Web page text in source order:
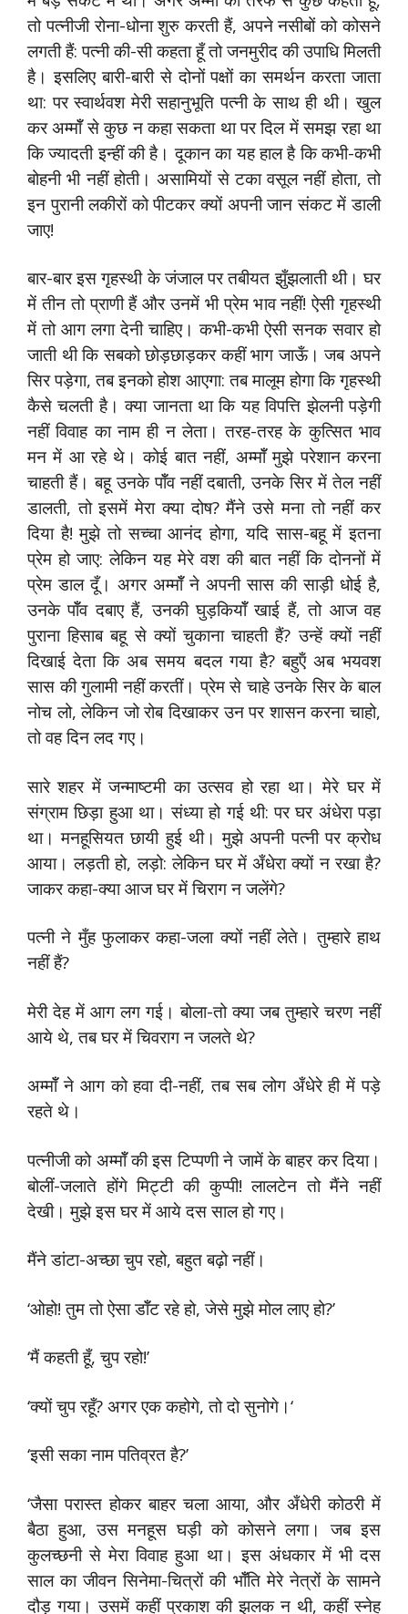
तो पत्नीजी रोना-धोना शुरु करती हैं, अपने नसीबों को कोसने
लगती हैं: पत्नी की-सी कहता हूँ तो जनमुरीद की उपाधि मिलती
है। इसलिए बारी-बारी से दोनों पक्षों का समर्थन करता जाता
था: पर स्वार्थवश मेरी सहानुभूति पत्नी के साथ ही थी। खुल
कर अम्मॉँ से कुछ न कहा सकता था पर दिल में समझ रहा था
कि ज्यादती इन्हीं की है। दूकान का यह हाल है कि कभी-कभी
बोहनी भी नहीं होती। असामियों से टका वसूल नहीं होता, तो
इन पुरानी लकीरों को पीटकर क्यों अपनी जान संकट में डाली
जाए!
बार-बार इस गृहस्थी के जंजाल पर तबीयत झुँझलाती थी। घर
में तीन तो प्राणी हैं और उनमें भी प्रेम भाव नहीं! ऐसी गृहस्थी
में तो आग लगा देनी चाहिए। कभी-कभी ऐसी सनक सवार हो
जाती थी कि सबको छोड़छाड़कर कहीं भाग जाऊँ। जब अपने
सिर पड़ेगा, तब इनको होश आएगा: तब मालूम होगा कि गृहस्थी
कैसे चलती है। क्या जानता था कि यह विपत्ति झेलनी पड़ेगी
नहीं विवाह का नाम ही न लेता। तरह-तरह के कुत्सित भाव
मन में आ रहे थे। कोई बात नहीं, अम्मॉँ मुझे परेशान करना
चाहती हैं। बहू उनके पॉँव नहीं दबाती, उनके सिर में तेल नहीं
डालती, तो इसमें मेरा क्या दोष? मैंने उसे मना तो नहीं कर
दिया है! मुझे तो सच्चा आनंद होगा, यदि सास-बहू में इतना
प्रेम हो जाए: लेकिन यह मेरे वश की बात नहीं कि दोननों में
प्रेम डाल दूँ। अगर अम्मॉँ ने अपनी सास की साड़ी धोई है,
उनके पॉँव दबाए हैं, उनकी घुड़कियॉँ खाई हैं, तो आज वह
पुराना हिसाब बहू से क्यों चुकाना चाहती हैं? उन्हें क्यों नहीं
दिखाई देता कि अब समय बदल गया है? बहुऍं अब भयवश
सास की गुलामी नहीं करतीं। प्रेम से चाहे उनके सिर के बाल
नोच लो, लेकिन जो रोब दिखाकर उन पर शासन करना चाहो,
तो वह दिन लद गए।
सारे शहर में जन्माष्टमी का उत्सव हो रहा था। मेरे घर में
संग्राम छिड़ा हुआ था। संध्या हो गई थी: पर घर अंधेरा पड़ा
था। मनहूसियत छायी हुई थी। मुझे अपनी पत्नी पर क्रोध
आया। लड़ती हो, लड़ो: लेकिन घर में अँधेरा क्यों न रखा है?
जाकर कहा-क्या आज घर में चिराग न जलेंगे?
पत्नी ने मुँह फुलाकर कहा-जला क्यों नहीं लेते। तुम्हारे हाथ
नहीं हैं?
मेरी देह में आग लग गई। बोला-तो क्या जब तुम्हारे चरण नहीं
आये थे, तब घर में चिवराग न जलते थे?
अम्मॉँ ने आग को हवा दी-नहीं, तब सब लोग अँधेरे ही में पड़े
रहते थे।
पत्नीजी को अम्मॉँ की इस टिप्पणी ने जामें के बाहर कर दिया।
बोलीं-जलाते होंगे मिट्टी की कुप्पी! लालटेन तो मैंने नहीं
देखी। मुझे इस घर में आये दस साल हो गए।
मैंने डांटा-अच्छा चुप रहो, बहुत बढ़ो नहीं।
‘ओहो! तुम तो ऐसा डॉँट रहे हो, जेसे मुझे मोल लाए हो?’
‘मैं कहती हूँ, चुप रहो!’
‘क्यों चुप रहूँ? अगर एक कहोगे, तो दो सुनोगे।‘
‘इसी सका नाम पतिव्रत है?’
‘जैसा परास्त होकर बाहर चला आया, और अँधेरी कोठरी में
बैठा हुआ, उस मनहूस घड़ी को कोसने लगा। जब इस
कुलच्छनी से मेरा विवाह हुआ था। इस अंधकार में भी दस
साल का जीवन सिनेमा-चित्रों की भॉँति मेरे नेत्रों के सामने
दौड़ गया। उसमें कहीं प्रकाश की झलक न थी, कहीं स्नेह